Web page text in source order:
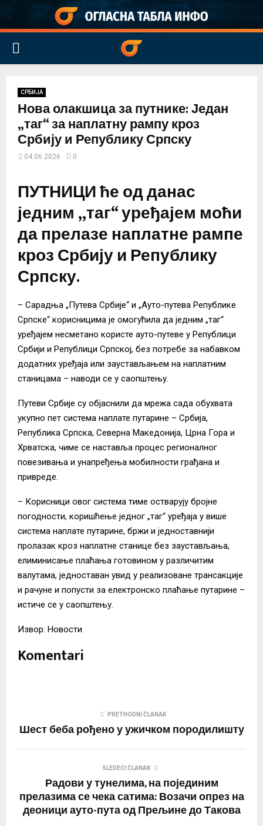
PRIMARY
СРБИЈА
Нова олакшица за путнике: Један
„таг“ за наплатну рампу кроз
Србију и Републику Српску
04.06.2026 0
ПУТНИЦИ ће од данас
једним „таг“ уређајем моћи
да прелазе наплатне рампе
кроз Србију и Републику
Српску.
– Сарадња „Путева Србије“ и „Ауто-путева Републике
Српске“ корисницима је омогућила да једним „таг“
уређајем несметано користе ауто-путеве у Републици
Србији и Републици Српској, без потребе за набавком
додатних уређаја или заустављањем на наплатним
станицама – наводи се у саопштењу.
Путеви Србије су објаснили да мрежа сада обухвата
укупно пет система наплате путарине – Србија,
Република Српска, Северна Македонија, Црна Гора и
Хрватска, чиме се наставља процес регионалног
повезивања и унапређења мобилности грађана и
привреде.
– Корисници овог система тиме остварују бројне
погодности, коришћење једног „таг“ уређаја у више
система наплате путарине, бржи и једноставнији
пролазак кроз наплатне станице без заустављања,
елиминисање плаћања готовином у различитим
валутама, једноставан увид у реализоване трансакције
и рачуне и попусти за електронско плаћање путарине –
истиче се у саопштењу.
Извор: Новости
Komentari
PRETHODNI ČLANAK
Шест беба рођено у ужичком породилишту
SLEDEĆI ČLANAK
Радови у тунелима, на појединим
прелазима се чека сатима: Возачи опрез на
деоници ауто-пута од Прељине до Такова